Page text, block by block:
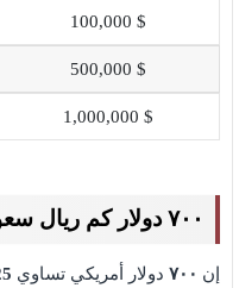
$ 100,000
$ 500,000
$ 1,000,000
٧٠٠ دولار كم ريال سعودي
إن ٧٠٠ دولار أمريكي تساوي